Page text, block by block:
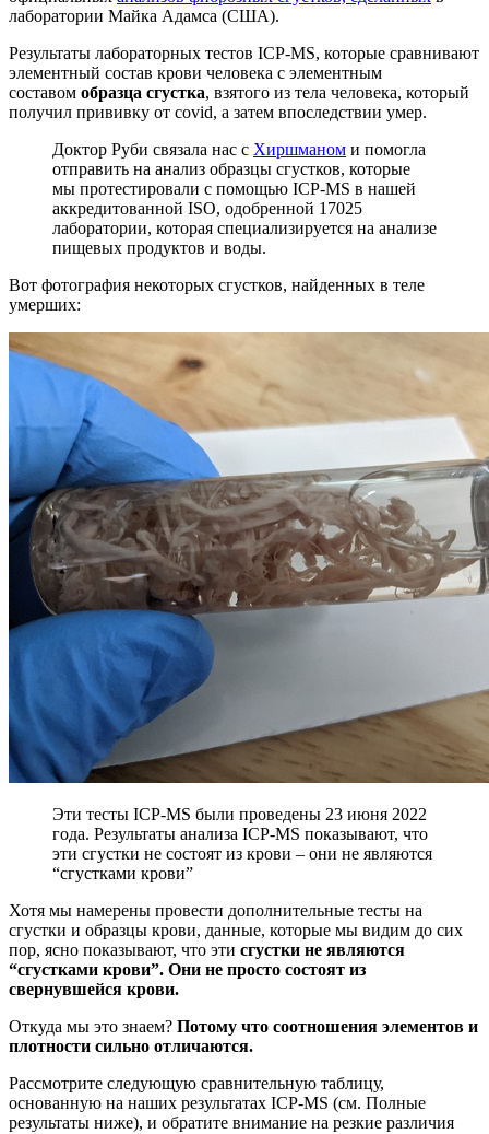
лаборатории Майка Адамса (США).
Результаты лабораторных тестов ICP-MS, которые сравнивают
элементный состав крови человека с элементным
составом образца сгустка, взятого из тела человека, который
получил прививку от covid, а затем впоследствии умер.
Доктор Руби связала нас с Хиршманом и помогла
отправить на анализ образцы сгустков, которые
мы протестировали с помощью ICP-MS в нашей
аккредитованной ISO, одобренной 17025
лаборатории, которая специализируется на анализе
пищевых продуктов и воды.
Вот фотография некоторых сгустков, найденных в теле
умерших:
Эти тесты ICP-MS были проведены 23 июня 2022
года. Результаты анализа ICP-MS показывают, что
эти сгустки не состоят из крови – они не являются
“сгустками крови”
Хотя мы намерены провести дополнительные тесты на
сгустки и образцы крови, данные, которые мы видим до сих
пор, ясно показывают, что эти сгустки не являются
“сгустками крови”. Они не просто состоят из
свернувшейся крови.
Откуда мы это знаем? Потому что соотношения элементов и
плотности сильно отличаются.
Рассмотрите следующую сравнительную таблицу,
основанную на наших результатах ICP-MS (см. Полные
результаты ниже), и обратите внимание на резкие различия